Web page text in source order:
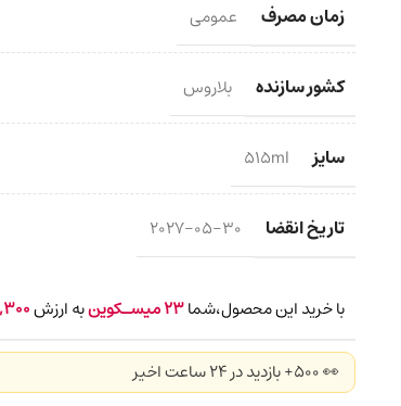
زمان مصرف عمومی
کشور سازنده بلاروس
سایز 515ml
تاریخ انقضا 2027-05-30
با خرید این محصول،شما23میسـکوینبه ارزش
👀 500+ بازدید در ۲۴ ساعت اخیر